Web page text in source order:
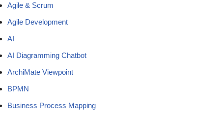
Agile & Scrum
Agile Development
AI
AI Diagramming Chatbot
ArchiMate Viewpoint
BPMN
Business Process Mapping